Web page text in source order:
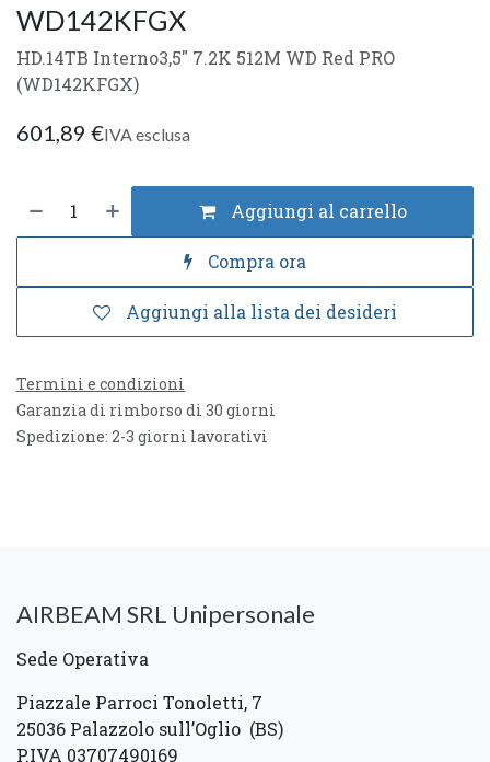
WD142KFGX
HD.14TB Interno3,5" 7.2K 512M WD Red PRO
(WD142KFGX)
601,89 €IVA esclusa
Aggiungi al carrello
Compra ora
Aggiungi alla lista dei desideri
Termini e condizioni
Garanzia di rimborso di 30 giorni
Spedizione: 2-3 giorni lavorativi
AIRBEAM SRL Unipersonale
Sede Operativa
Piazzale Parroci Tonoletti, 7
25036 Palazzolo sull’Oglio (BS)
P.IVA 03707490169